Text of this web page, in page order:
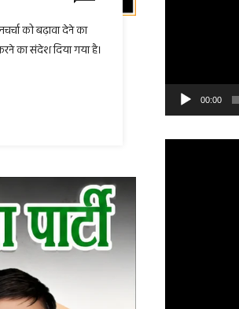
को बढ़ावा देने का
का संदेश दिया गया है।
00:00